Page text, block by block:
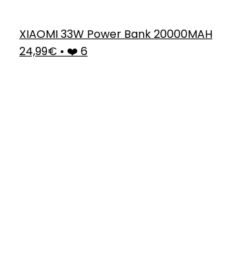
XIAOMI 33W Power Bank 20000MAH
24,99€ • ❤️ 6